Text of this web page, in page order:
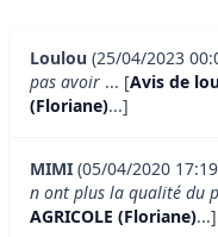
Loulou (25/04/2023
pas avoir ... [Avis de
(Floriane)...]
MIMI (05/04/2020
n ont plus la qualité du
AGRICOLE (Floriane)...]